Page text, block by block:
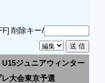
削除キー/
ジュニアウィンター
レ大会東京予選